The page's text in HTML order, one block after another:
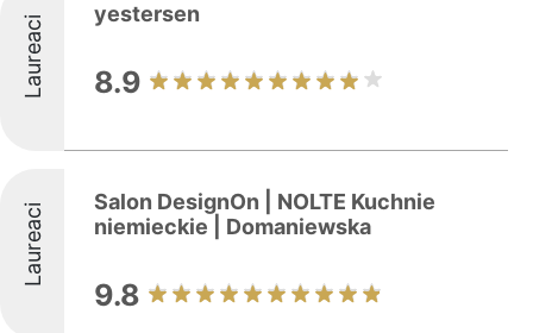
Laureaci yestersen
8.9
Laureaci
Salon DesignOn | NOLTE Kuchnie
niemieckie | Domaniewska
9.8